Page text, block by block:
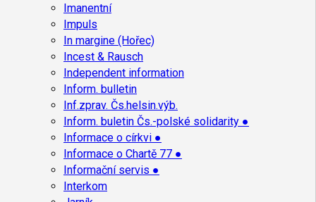
Imanentní
Impuls
In margine (Hořec)
Incest & Rausch
Independent information
Inform. bulletin
Inf.zprav. Čs.helsin.výb.
Inform. buletin Čs.-polské solidarity ●
Informace o církvi ●
Informace o Chartě 77 ●
Informační servis ●
Interkom